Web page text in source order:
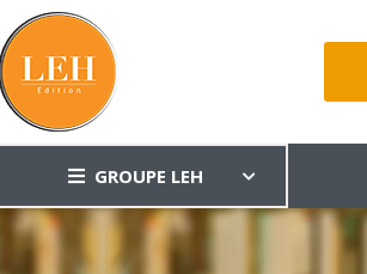
GROUPE LEH